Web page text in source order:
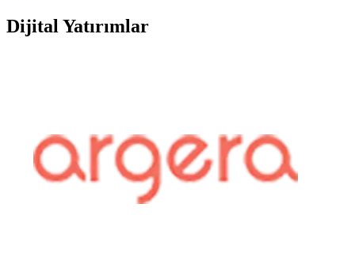
Dijital Yatırımlar